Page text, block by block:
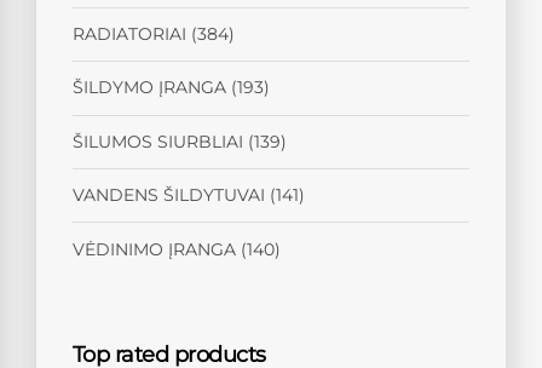
RADIATORIAI (384)
ŠILDYMO ĮRANGA (193)
ŠILUMOS SIURBLIAI (139)
VANDENS ŠILDYTUVAI (141)
VĖDINIMO ĮRANGA (140)
Top rated products